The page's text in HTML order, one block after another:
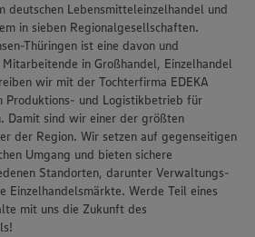
deutschen Lebensmitteleinzelhandel und
in sieben Regionalgesellschaften.
Thüringen ist eine davon und
in Großhandel, Einzelhandel
wir mit der Tochterfirma EDEKA
Produktions- und Logistikbetrieb für
Damit sind wir einer der größten
der Region. Wir setzen auf gegenseitigen
Umgang und bieten sichere
Standorten, darunter Verwaltungs-
Einzelhandelsmärkte. Werde Teil eines
mit uns die Zukunft des